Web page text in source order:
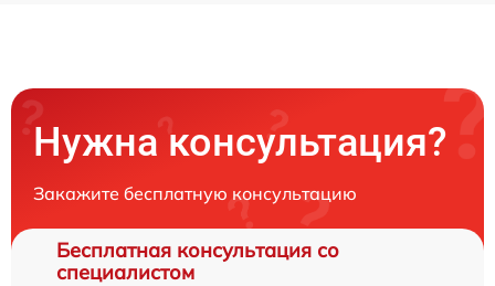
Нужна консультация?
Закажите бесплатную консультацию
Бесплатная консультация со
специалистом